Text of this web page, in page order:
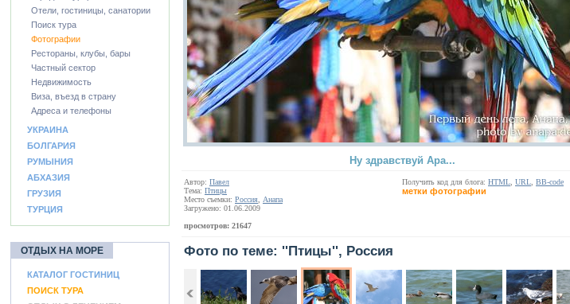
Отели, гостиницы, санатории
Поиск тура
Фотографии
Рестораны, клубы, бары
Частный сектор
Недвижимость
Виза, въезд в страну
Адреса и телефоны
УКРАИНА
БОЛГАРИЯ
РУМЫНИЯ
АБХАЗИЯ
ГРУЗИЯ
ТУРЦИЯ
ОТДЫХ НА МОРЕ
КАТАЛОГ ГОСТИНИЦ
ПОИСК ТУРА
Ну здравствуй Ара...
Автор: Павел
Тема: Птицы
Место съемки: Россия
Анапа
Загружено: 01.06.2009
просмотров: 21647
Получить код для блога: HTML URL BB-code
метки фотографии
Фото по теме: ''Птицы'', Россия